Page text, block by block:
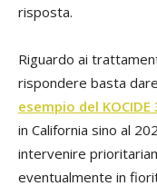
risposta.
Riguardo ai
rispondere basta dare
esempio del KOCIDE
in California sino al
intervenire
eventualmente in